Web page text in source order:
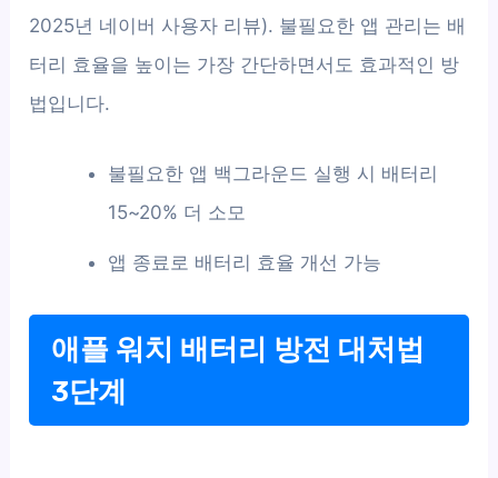
2025년 네이버 사용자 리뷰). 불필요한 앱 관리는 배
터리 효율을 높이는 가장 간단하면서도 효과적인 방
법입니다.
불필요한 앱 백그라운드 실행 시 배터리
15~20% 더 소모
앱 종료로 배터리 효율 개선 가능
애플 워치 배터리 방전 대처법
3단계